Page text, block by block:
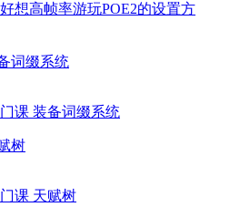
词缀系统
树